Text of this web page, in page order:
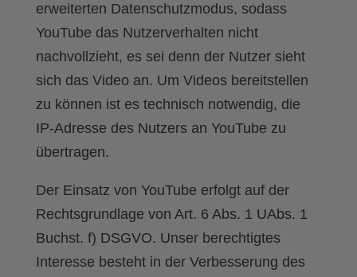
erweiterten Datenschutzmodus, sodass
YouTube das Nutzerverhalten nicht
nachvollzieht, es sei denn der Nutzer sieht
sich das Video an. Um Videos bereitstellen
zu können ist es technisch notwendig, die
IP-Adresse des Nutzers an YouTube zu
übertragen.
Der Einsatz von YouTube erfolgt auf der
Rechtsgrundlage von Art. 6 Abs. 1 UAbs. 1
Buchst. f) DSGVO. Unser berechtigtes
Interesse besteht in der Verbesserung des